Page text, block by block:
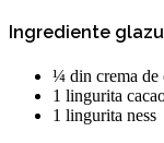
Ingrediente
¼ din crema de
1 lingurita
1 lingurita ness